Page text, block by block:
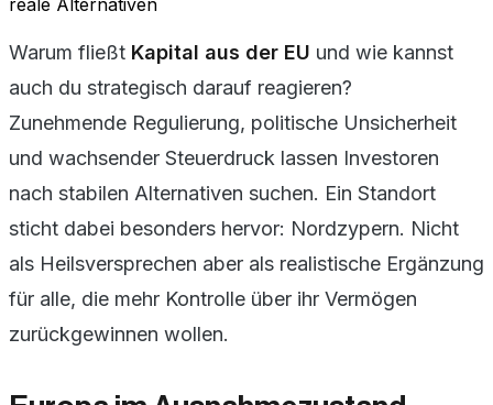
Warum fließt Kapital aus der EU und wie kannst
auch du strategisch darauf reagieren?
Zunehmende Regulierung, politische Unsicherheit
und wachsender Steuerdruck lassen Investoren
nach stabilen Alternativen suchen. Ein Standort
sticht dabei besonders hervor: Nordzypern. Nicht
als Heilsversprechen aber als realistische Ergänzung
für alle, die mehr Kontrolle über ihr Vermögen
zurückgewinnen wollen.